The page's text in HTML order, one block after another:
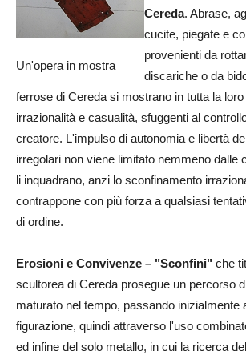
Un'opera in mostra
Cereda. Abrase,
cucite, piegate e
provenienti da
discariche o da
ferrose di Cereda si mostrano in tutta la
irrazionalità e casualità, sfuggenti al
creatore. L'impulso di autonomia e libertà
irregolari non viene limitato nemmeno dalle
li inquadrano, anzi lo sconfinamento
contrappone con più forza a qualsiasi
di ordine.
Erosioni e Convivenze – "Sconfini" che
scultorea di Cereda prosegue un percorso
maturato nel tempo, passando inizialmente
figurazione, quindi attraverso l'uso
ed infine del solo metallo, in cui la ricerca